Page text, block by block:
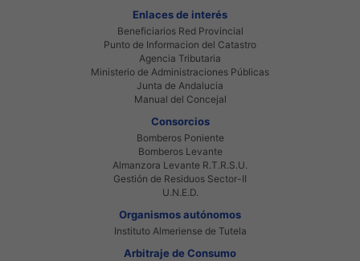
Enlaces de interés
Beneficiarios Red Provincial
Punto de Informacion del Catastro
Agencia Tributaria
Ministerio de Administraciones Públicas
Junta de Andalucia
Manual del Concejal
Consorcios
Bomberos Poniente
Bomberos Levante
Almanzora Levante R.T.R.S.U.
Gestión de Residuos Sector-II
U.N.E.D.
Organismos autónomos
Instituto Almeriense de Tutela
Arbitraje de Consumo